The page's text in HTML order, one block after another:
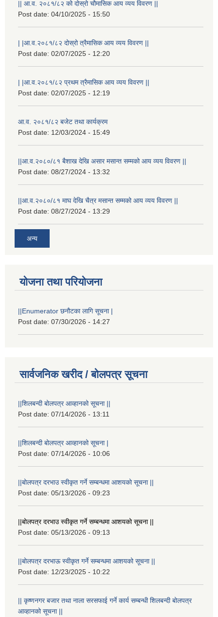
|| आ.व. २०८१/८२ को दोस्रो चौमासिक आय व्यय विवरण ||
Post date: 04/10/2025 - 15:50
| |आ.व.२०८१/८२ दोस्रो त्रैमासिक आय व्यय विवरण ||
Post date: 02/07/2025 - 12:20
| |आ.व.२०८१/८२ प्रथम त्रैमासिक आय व्यय विवरण ||
Post date: 02/07/2025 - 12:19
आ.व. २०८१/८२ बजेट तथा कार्यक्रम
Post date: 12/03/2024 - 15:49
||आ.व.२०८०/८१ बैशाख देखि असार मसान्त सम्मको आय व्यय विवरण ||
Post date: 08/27/2024 - 13:32
||आ.व.२०८०/८१ माघ देखि चैत्र मसान्त सम्मको आय व्यय विवरण ||
Post date: 08/27/2024 - 13:29
अन्य
योजना तथा परियोजना
||Enumerator छनौटका लागि सूचना |
Post date: 07/30/2026 - 14:27
सार्वजनिक खरीद / बोलपत्र सूचना
||शिलबन्दी बोलपत्र आव्हानको सूचना ||
Post date: 07/14/2026 - 13:11
||शिलबन्दी बोलपत्र आव्हानको सूचना |
Post date: 07/14/2026 - 10:06
||बोलपत्र दरभाउ स्वीकृत गर्ने सम्बन्धमा आशयको सूचना ||
Post date: 05/13/2026 - 09:23
||बोलपत्र दरभाउ स्वीकृत गर्ने सम्बन्धमा आशयको सूचना ||
Post date: 05/13/2026 - 09:13
||बोलपत्र दरभाऊ स्वीकृत गर्ने सम्बन्धमा आशयको सूचना ||
Post date: 12/23/2025 - 10:22
|| कृष्णनगर बजार तथा नाला सरसफाई गर्ने कार्य सम्बन्धी शिलबन्दी बोलपत्र
आव्हानको सूचना ||